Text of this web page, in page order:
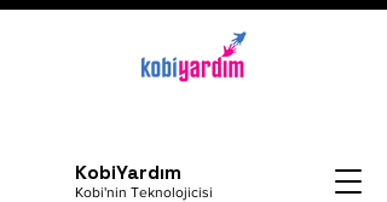
KobiYardım
Kobi'nin Teknolojicisi